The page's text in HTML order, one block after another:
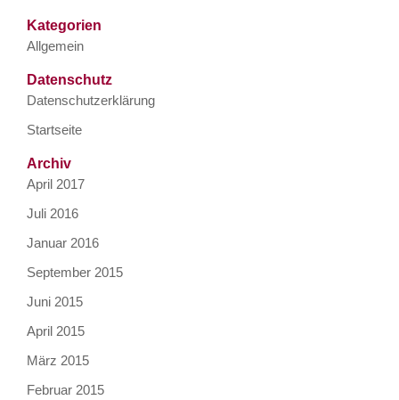
Kategorien
Allgemein
Datenschutz
Datenschutzerklärung
Startseite
Archiv
April 2017
Juli 2016
Januar 2016
September 2015
Juni 2015
April 2015
März 2015
Februar 2015